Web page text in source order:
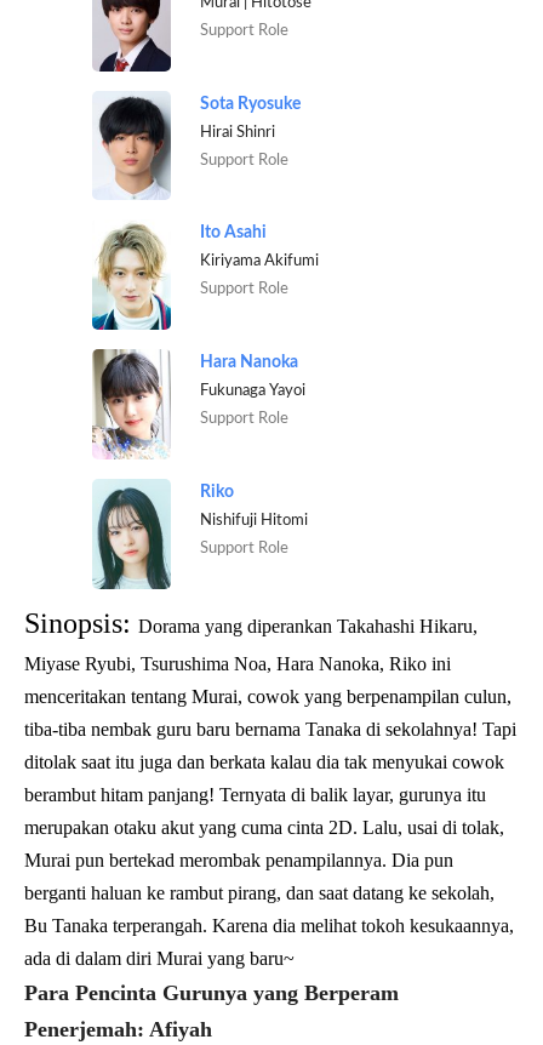
Support Role
Sota Ryosuke
Hirai Shinri
Support Role
Ito Asahi
Kiriyama Akifumi
Support Role
Hara Nanoka
Fukunaga Yayoi
Support Role
Riko
Nishifuji Hitomi
Support Role
Sinopsis: Dorama yang diperankan Takahashi Hikaru,
Miyase Ryubi, Tsurushima Noa, Hara Nanoka, Riko ini
menceritakan tentang Murai, cowok yang berpenampilan culun,
tiba-tiba nembak guru baru bernama Tanaka di sekolahnya! Tapi
ditolak saat itu juga dan berkata kalau dia tak menyukai cowok
berambut hitam panjang! Ternyata di balik layar, gurunya itu
merupakan otaku akut yang cuma cinta 2D. Lalu, usai di tolak,
Murai pun bertekad merombak penampilannya. Dia pun
berganti haluan ke rambut pirang, dan saat datang ke sekolah,
Bu Tanaka terperangah. Karena dia melihat tokoh kesukaannya,
ada di dalam diri Murai yang baru~
Para Pencinta Gurunya yang Berperam
Penerjemah: Afiyah